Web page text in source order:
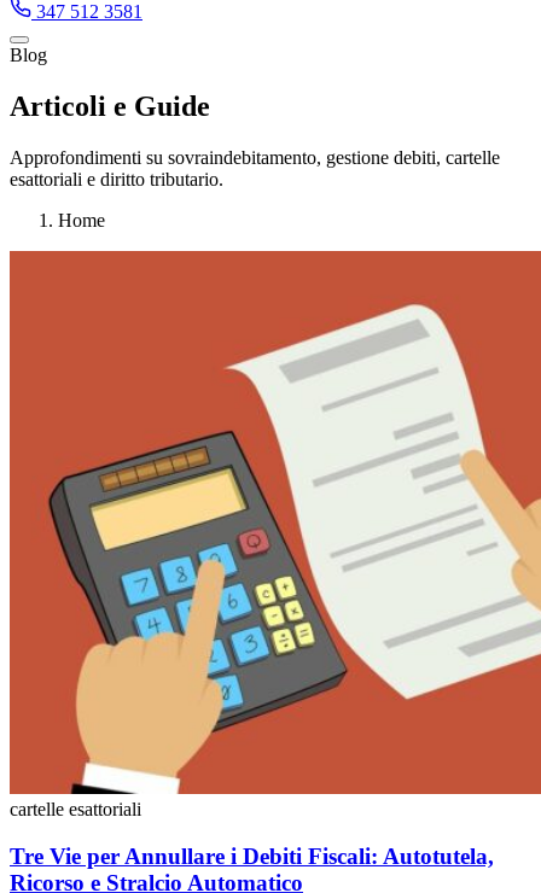
347 512 3581
Blog
Articoli e Guide
Approfondimenti su sovraindebitamento, gestione debiti, cartelle
esattoriali e diritto tributario.
Home
cartelle esattoriali
Tre Vie per Annullare i Debiti Fiscali: Autotutela,
Ricorso e Stralcio Automatico